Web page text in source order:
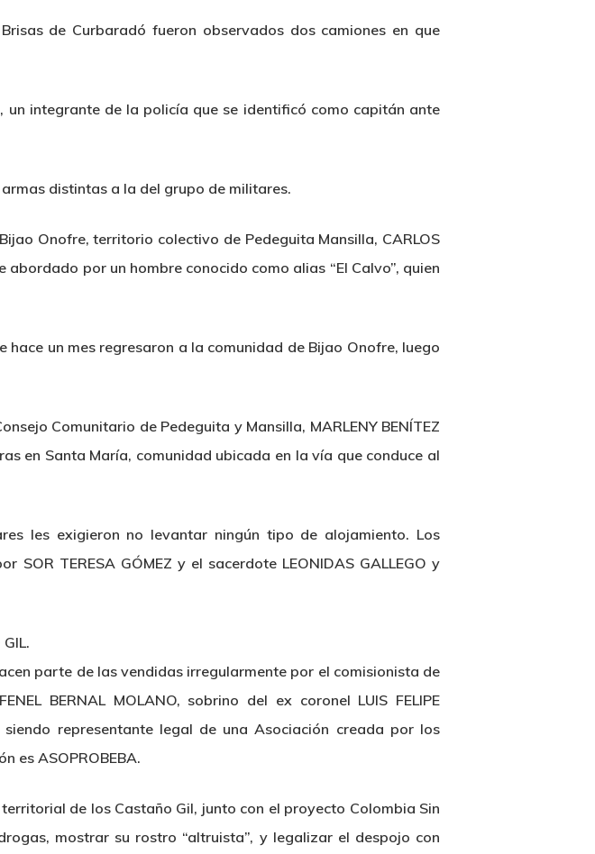
de Curbaradó fueron observados dos camiones en que
integrante de la policía que se identificó como capitán ante
distintas a la del grupo de militares.
Onofre, territorio colectivo de Pedeguita Mansilla, CARLOS
abordado por un hombre conocido como alias “El Calvo”, quien
un mes regresaron a la comunidad de Bijao Onofre, luego
Comunitario de Pedeguita y Mansilla, MARLENY BENÍTEZ
en Santa María, comunidad ubicada en la vía que conduce al
les exigieron no levantar ningún tipo de alojamiento. Los
TERESA GÓMEZ y el sacerdote LEONIDAS GALLEGO y
parte de las vendidas irregularmente por el comisionista de
BERNAL MOLANO, sobrino del ex coronel LUIS FELIPE
siendo representante legal de una Asociación creada por los
es ASOPROBEBA.
de los Castaño Gil, junto con el proyecto Colombia Sin
mostrar su rostro “altruista”, y legalizar el despojo con